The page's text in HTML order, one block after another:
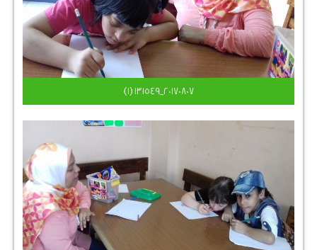
٢٠١٧٠٨٠٧_١٣١٥٤٩ (1)